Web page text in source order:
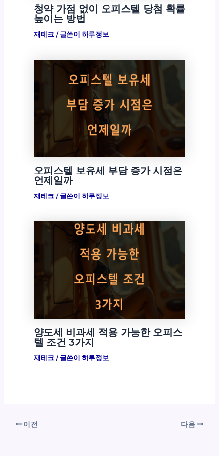
청약 가점 없이 오피스텔 당첨 확률
높이는 방법
재테크/ 글쓴이 하루정보
오피스텔 보유세 부담 증가 시점은
언제일까
재테크/ 글쓴이 하루정보
양도세 비과세 적용 가능한 오피스
텔 조건 3가지
재테크/ 글쓴이 하루정보
이전 다음